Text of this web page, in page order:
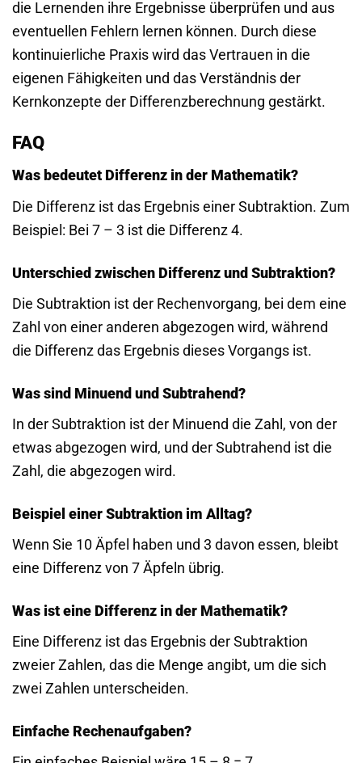
die Lernenden ihre Ergebnisse überprüfen und aus
eventuellen Fehlern lernen können. Durch diese
kontinuierliche Praxis wird das Vertrauen in die
eigenen Fähigkeiten und das Verständnis der
Kernkonzepte der Differenzberechnung gestärkt.
FAQ
Was bedeutet Differenz in der Mathematik?
Die Differenz ist das Ergebnis einer Subtraktion. Zum
Beispiel: Bei 7 – 3 ist die Differenz 4.
Unterschied zwischen Differenz und Subtraktion?
Die Subtraktion ist der Rechenvorgang, bei dem eine
Zahl von einer anderen abgezogen wird, während
die Differenz das Ergebnis dieses Vorgangs ist.
Was sind Minuend und Subtrahend?
In der Subtraktion ist der Minuend die Zahl, von der
etwas abgezogen wird, und der Subtrahend ist die
Zahl, die abgezogen wird.
Beispiel einer Subtraktion im Alltag?
Wenn Sie 10 Äpfel haben und 3 davon essen, bleibt
eine Differenz von 7 Äpfeln übrig.
Was ist eine Differenz in der Mathematik?
Eine Differenz ist das Ergebnis der Subtraktion
zweier Zahlen, das die Menge angibt, um die sich
zwei Zahlen unterscheiden.
Einfache Rechenaufgaben?